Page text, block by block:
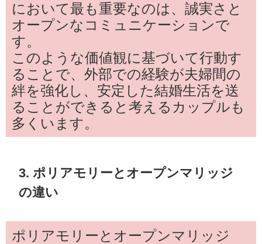
において最も重要なのは、誠実さと
オープンなコミュニケーションで
す。
このような価値観に基づいて行動す
ることで、外部での経験が夫婦間の
絆を強化し、安定した結婚生活を送
ることができると考えるカップルも
多くいます。
3. ポリアモリーとオープンマリッジ
の違い
ポリアモリーとオープンマリッジ